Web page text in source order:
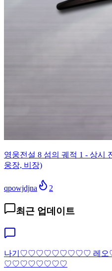
영웅전설 8 섬의 궤적 1 - 상시
웅장, 비장)
qpowjdjna 2
최근 업데이트
나기♡♡♡♡♡♡♡♡♡ 레
♡♡♡♡♡♡♡♡